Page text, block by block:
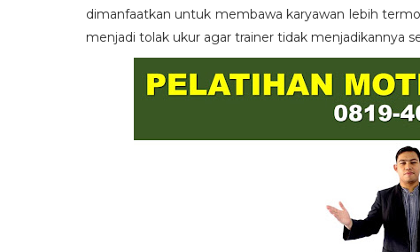
dimanfaatkan untuk membawa karyawan lebih
menjadi tolak ukur agar trainer tidak menjadikannya